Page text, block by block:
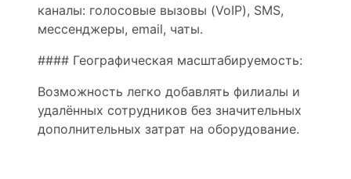
каналы: голосовые вызовы (VoIP), SMS,
мессенджеры, email, чаты.
#### Географическая масштабируемость:
Возможность легко добавлять филиалы и
удалённых сотрудников без значительных
дополнительных затрат на оборудование.